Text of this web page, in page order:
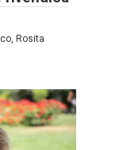
Rosita